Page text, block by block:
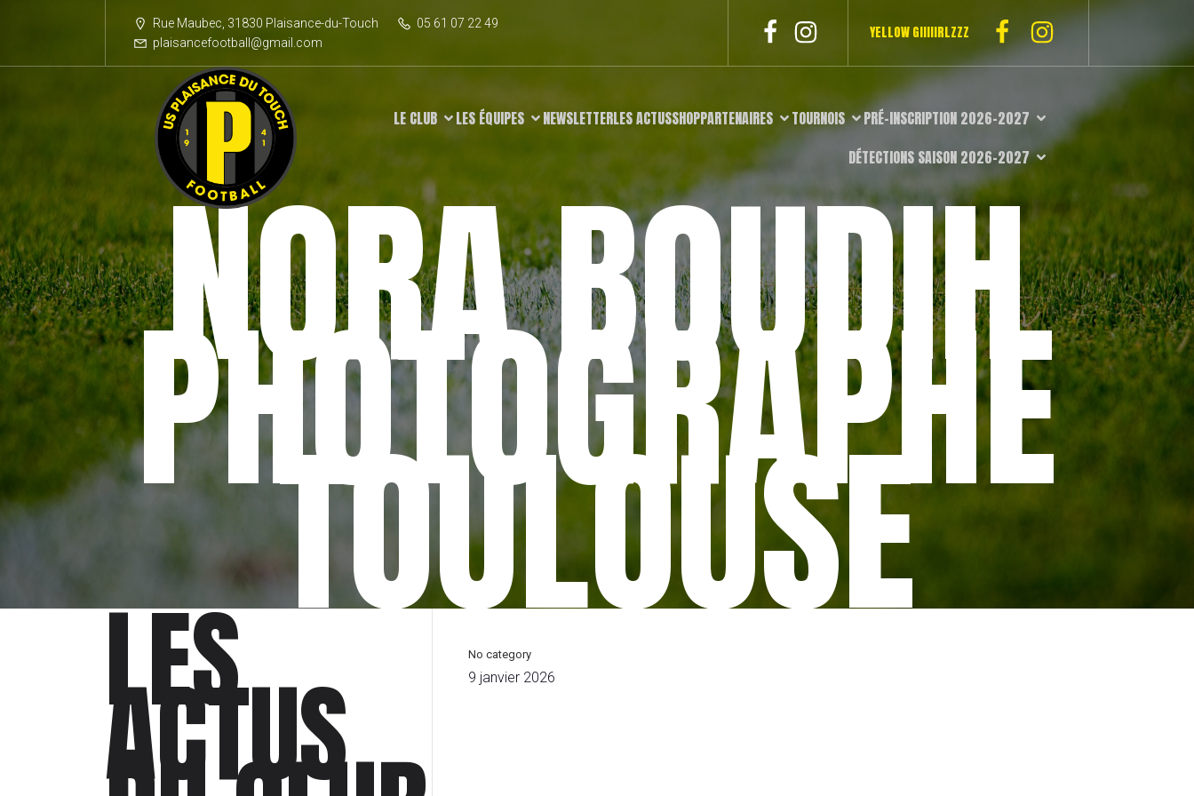
Rue Maubec, 31830 Plaisance-du-Touch
05 61 07 22 49
plaisancefootball@gmail.com
YELLOW GIIIIIRLZZZ
LE CLUB LES ÉQUIPES NEWSLETTERLES ACTUSSHOPPARTENAIRES TOURNOIS
PRÉ-INSCRIPTION 2026-2027
DÉTECTIONS SAISON 2026-2027
NORA BOUDIH
PHOTOGRAPHE
TOULOUSE
LES
ACTUS No category
9 janvier 2026